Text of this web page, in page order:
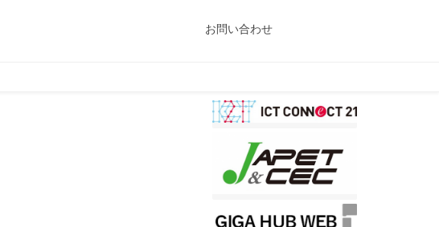
お問い合わせ